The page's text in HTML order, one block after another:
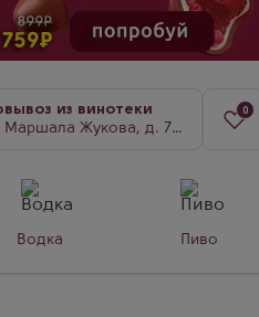
из винотеки
Жукова, д. 78, к. 3
0
Водка Пиво